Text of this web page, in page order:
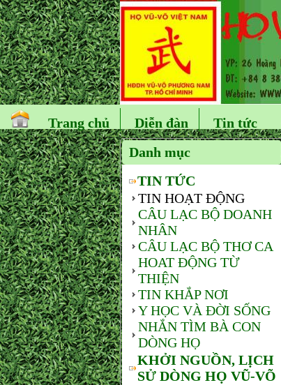
Trang chủ Diễn đàn Tin tức
Danh mục
TIN TỨC
TIN HOẠT ĐỘNG
CÂU LẠC BỘ DOANH
NHÂN
CÂU LẠC BỘ THƠ CA
HOAT ĐỘNG TỪ
THIỆN
TIN KHẮP NƠI
Y HỌC VÀ ĐỜI SỐNG
NHẮN TÌM BÀ CON
DÒNG HỌ
KHỞI NGUỒN, LỊCH
SỬ DÒNG HỌ VŨ-VÕ